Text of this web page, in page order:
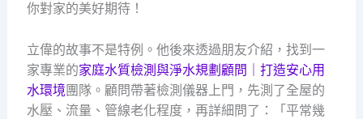
你對家的美好期待！
立偉的故事不是特例。他後來透過朋友介紹，找到一
家專業的家庭水質檢測與淨水規劃顧問｜打造安心用
水環境團隊。顧問帶著檢測儀器上門，先測了全屋的
水壓、流量、管線老化程度，再詳細問了：「平常幾